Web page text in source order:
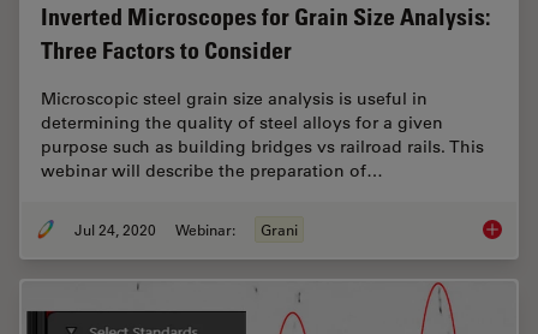
Inverted Microscopes for Grain Size Analysis:
Three Factors to Consider
Microscopic steel grain size analysis is useful in
determining the quality of steel alloys for a given
purpose such as building bridges vs railroad rails. This
webinar will describe the preparation of…
Jul 24, 2020 Webinar: Grani